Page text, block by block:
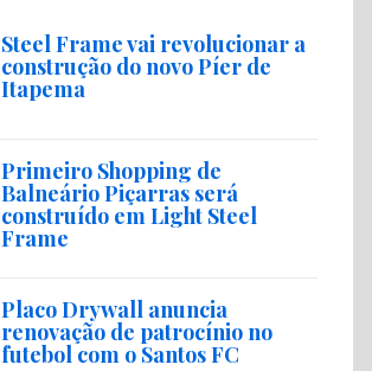
Steel Frame vai revolucionar a
construção do novo Píer de
Itapema
Primeiro Shopping de
Balneário Piçarras será
construído em Light Steel
Frame
Placo Drywall anuncia
renovação de patrocínio no
futebol com o Santos FC